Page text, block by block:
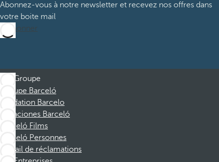
Abonnez-vous à notre newsletter et recevez nos offres dans
votre boite mail
M’abonner
Groupe
Groupe Barceló
Fondation Barcelo
Vacaciones Barceló
Barceló Films
Barceló Personnes
Portail de réclamations